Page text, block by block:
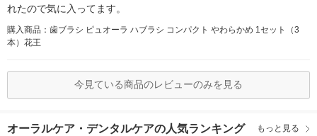
れたので気に入ってます。
購入商品：歯ブラシ ピュオーラ ハブラシ コンパクト やわらかめ 1セット（3
本）花王
今見ている商品のレビューのみを見る
オーラルケア・デンタルケアの人気ランキング もっと見る